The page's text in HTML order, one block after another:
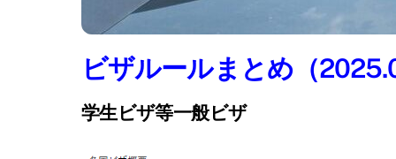
ビザルールまとめ（
学生ビザ等一般ビザ